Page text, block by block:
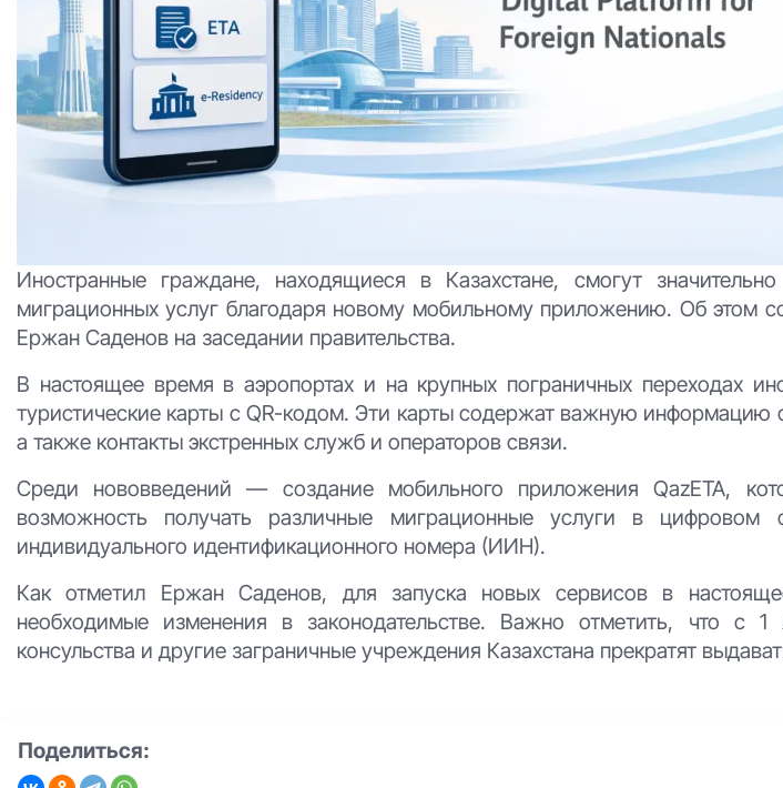
Иностранные граждане, находящиеся в Казахстане, смогут
миграционных услуг благодаря новому мобильному приложению. Об этом
Ержан Саденов на заседании правительства.
В настоящее время в аэропортах и на крупных пограничных переходах
туристические карты с QR-кодом. Эти карты содержат важную информацию
а также контакты экстренных служб и операторов связи.
Среди нововведений — создание мобильного приложения QazETA,
возможность получать различные миграционные услуги в цифровом
индивидуального идентификационного номера (ИИН).
Как отметил Ержан Саденов, для запуска новых сервисов в
необходимые изменения в законодательстве. Важно отметить, что с 1
консульства и другие заграничные учреждения Казахстана прекратят
Поделиться: